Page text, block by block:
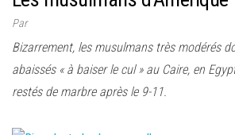
Par
Bizarrement, les musulmans très modérés
abaissés « à baiser le cul » au Caire, en
restés de marbre après le 9-11.